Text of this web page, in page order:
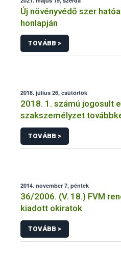
Új növényvédő szer
honlapján
TOVÁBB >
2018. július 26, csütörtök
2018. 1. számú jogosult
szakszemélyzet
TOVÁBB >
2014. november 7, péntek
36/2006. (V. 18.) FVM
kiadott okiratok
TOVÁBB >